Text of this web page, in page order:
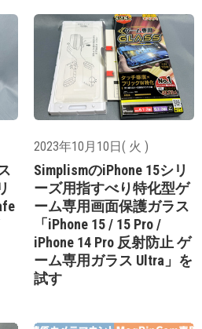
2023年10月10日( 火 )
SimplismのiPhone 15シリ
ーズ用指すべり特化型ゲ
ーム専用画面保護ガラス
「iPhone 15 / 15 Pro /
iPhone 14 Pro 反射防止 ゲ
ーム専用ガラス Ultra」を
試す